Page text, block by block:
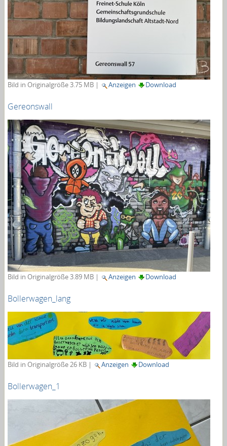
Bild in Originalgröße3.75 MB | Anzeigen Download
Gereonswall
Bild in Originalgröße3.89 MB | Anzeigen Download
Bollerwagen_lang
Bild in Originalgröße26 KB | Anzeigen Download
Bollerwagen_1